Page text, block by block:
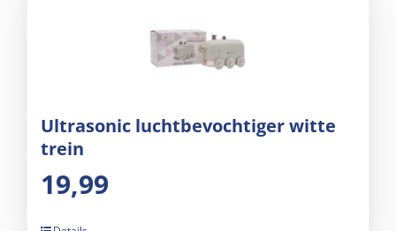
Ultrasonic luchtbevochtiger witte
trein
19,99